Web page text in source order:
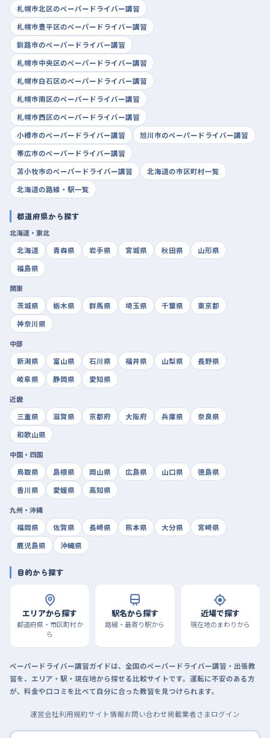
札幌市北区のペーパードライバー講習
札幌市豊平区のペーパードライバー講習
釧路市のペーパードライバー講習
札幌市中央区のペーパードライバー講習
札幌市白石区のペーパードライバー講習
札幌市南区のペーパードライバー講習
札幌市西区のペーパードライバー講習
小樽市のペーパードライバー講習
旭川市のペーパードライバー講習
帯広市のペーパードライバー講習
苫小牧市のペーパードライバー講習
北海道の市区町村一覧
北海道の路線・駅一覧
都道府県から探す
北海道・東北
北海道
青森県 岩手県 宮城県 秋田県
山形県
福島県
関東
茨城県
栃木県 群馬県 埼玉県 千葉県
東京都
神奈川県
中部
新潟県
富山県 石川県 福井県 山梨県
長野県
岐阜県
静岡県 愛知県
近畿
三重県
滋賀県 京都府 大阪府 兵庫県
奈良県
和歌山県
中国・四国
鳥取県
島根県 岡山県 広島県 山口県
徳島県
香川県
愛媛県 高知県
九州・沖縄
福岡県
佐賀県 長崎県 熊本県 大分県
宮崎県
鹿児島県
沖縄県
目的から探す
エリアから探す
都道府県・市区町村か
ら
駅名から探す
路線・最寄り駅から
近場で探す
現在地のまわりから
ペーパードライバー講習ガイドは、全国のペーパードライバー講習・出張教
習を、エリア・駅・現在地から探せる比較サイトです。運転に不安のある方
が、料金や口コミを比べて自分に合った教習を見つけられます。
運営会社利用規約サイト情報お問い合わせ掲載業者さまログイン